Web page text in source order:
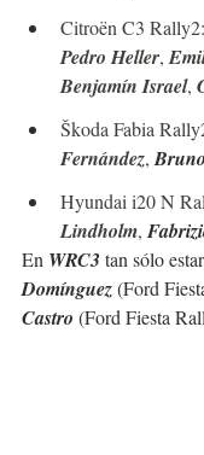
Citroën C3 Rally2:
Pedro Heller,
Benjamín Israel,
Škoda Fabia
Fernández,
Hyundai i20 N
Lindholm,
En WRC3 tan sólo
Domínguez (Ford
Castro (Ford Fiesta